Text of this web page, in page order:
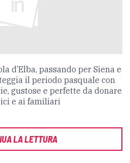
d’Elba, passando per Siena e
il periodo pasquale con
gustose e perfette da donare
e ai familiari
LA LETTURA